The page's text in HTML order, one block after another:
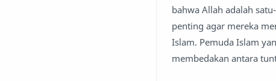
bahwa Allah adalah
penting agar mereka
Islam. Pemuda Islam
membedakan antara